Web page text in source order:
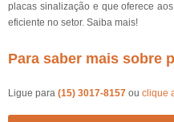
placas sinalização e que oferece
eficiente no setor. Saiba mais!
Para saber mais sobre
Ligue para (15) 3017-8157 ou clique